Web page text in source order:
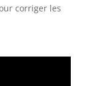
corriger les